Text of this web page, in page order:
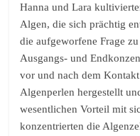
Hanna und Lara
Algen, die sich prächtig
die aufgeworfene Frage
Ausgangs- und
vor und nach dem
Algenperlen hergestellt
wesentlichen Vorteil mit
konzentrierten die